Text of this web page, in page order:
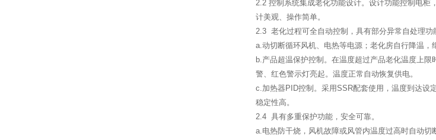
2.2 控制系统集成老化功能设计。设计功能控制电
计美观、操作简单。
2.3 老化过程可全自动控制，具有部分异常自处理功
a.动切断循环风机、电热等电源；老化房自行降温
b.产品超温保护控制。在温度超过产品老化温度上
警、红色警示灯亮起。温度正常自动恢复供电。
c.加热器PID控制。采用SSR配套使用，温度到达设
稳定性高。
2.4 具有多重保护功能，安全可靠。
a.电热防干烧，风机故障或风管内温度过高时自动切